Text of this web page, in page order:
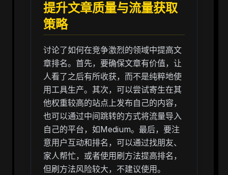
提升文章质量与流量获取
策略
讨论了如何在竞争激烈的领域中提高文
章排名。首先，要确保文章有价值，让
人看了之后有所收获，而不是纯粹地使
用工具生产。其次，可以尝试寄生在其
他权重较高的站点上发布自己的内容，
也可以通过中间跳转的方式将流量导入
自己的平台，如Medium。最后，要注
意用户互动和排名，可以通过找朋友、
家人帮忙，或者使用刷方法提高排名，
但刷方法风险较大，不建议使用。